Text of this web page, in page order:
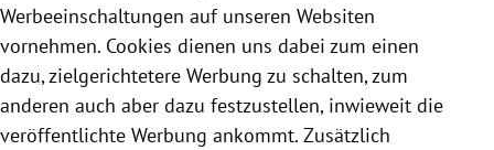
Werbeeinschaltungen auf unseren Websiten
vornehmen. Cookies dienen uns dabei zum einen
dazu, zielgerichtetere Werbung zu schalten, zum
anderen auch aber dazu festzustellen, inwieweit die
veröffentlichte Werbung ankommt. Zusätzlich